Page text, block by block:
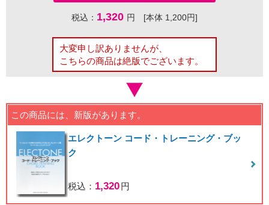
税込： 1,320 円 [本体 1,200円]
大変申し訳ありませんが、
こちらの商品は絶版でございます。
この商品には、新版があります。
エレクトーン コード・トレーニング・ブッ
ク
税込： 1,320円